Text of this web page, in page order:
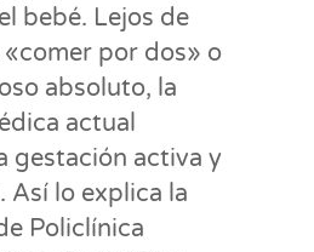
bebé. Lejos de
por dos» o
absoluto, la
actual
gestación activa y
Así lo explica la
Policlínica